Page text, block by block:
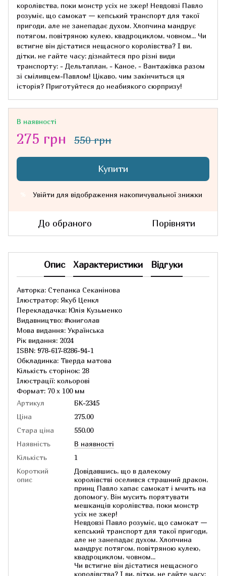
королівства, поки монстр усіх не зжер! Невдовзі Павло
розуміє, що самокат — кепський транспорт для такої
пригоди, але не занепадає духом. Хлопчина мандрує
потягом, повітряною кулею, квадроциклом, човном... Чи
встигне він дістатися нещасного королівства? І ви,
дітки, не гайте часу: дізнайтеся про різні види
транспорту: - Дельтаплан, - Каное, - Вантажівка разом
зі сміливцем-Павлом! Цікаво, чим закінчиться ця
історія? Приготуйтеся до неабиякого сюрпризу!
В наявності
275 грн 550 грн
Купити
Увійти для відображення накопичувальної знижки
До обраного Порівняти
Опис Характеристики Відгуки
Авторка: Степанка Секанінова
Ілюстратор: Якуб Ценкл
Перекладачка: Юлія Кузьменко
Видавництво: #книголав
Мова видання: Українська
Рік видання: 2024
ISBN: 978-617-8286-94-1
Обкладинка: Тверда матова
Кількість сторінок: 28
Ілюстрації: кольорові
Формат: 70 х 100 мм
Артикул
БК-2345
Ціна
275.00
Стара ціна
550.00
Наявність
В наявності
Кількість
1
Короткий
опис
Довідавшись, що в далекому
королівстві оселився страшний дракон,
принц Павло хапає самокат і мчить на
допомогу. Він мусить порятувати
мешканців королівства, поки монстр
усіх не зжер!
Невдовзі Павло розуміє, що самокат —
кепський транспорт для такої пригоди,
але не занепадає духом. Хлопчина
мандрує потягом, повітряною кулею,
квадроциклом, човном...
Чи встигне він дістатися нещасного
королівства? І ви, дітки, не гайте часу: